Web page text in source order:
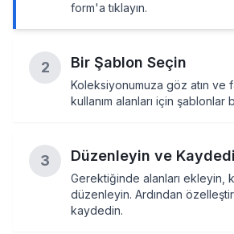
form'a tıklayın.
2 Bir Şablon Seçin
Koleksiyonumuza göz atın ve
kullanım alanları için şablonlar
3 Düzenleyin ve
Gerektiğinde alanları ekleyin,
düzenleyin. Ardından
kaydedin.